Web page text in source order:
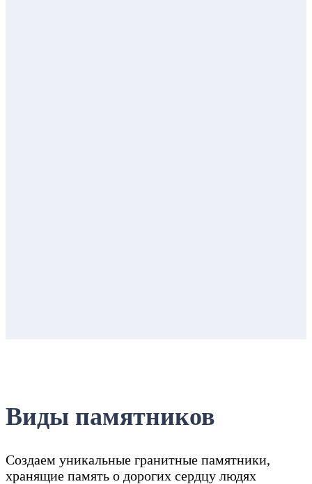
Виды памятников
Создаем уникальные гранитные памятники,
хранящие память о дорогих сердцу людях